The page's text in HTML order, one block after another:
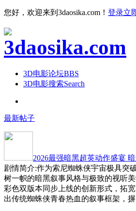
您好，欢迎来到3daosika.com！ 登录立
3D电影论坛BBS
3D电影搜索Search
最新帖子
2026最强暗黑超英动作盛宴
剧情简介:作为索尼蜘蛛侠宇宙极具突
树一帜的暗黑叙事风格与极致的视听
彩色双版本同步上线的创新形式，拓
出传统蜘蛛侠青春热血的叙事框架，摒